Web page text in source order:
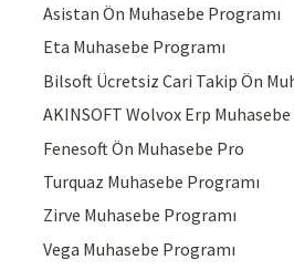
Asistan Ön Muhasebe Programı
Eta Muhasebe Programı
Bilsoft Ücretsiz Cari Takip Ön
AKINSOFT Wolvox Erp
Fenesoft Ön Muhasebe Pro
Turquaz Muhasebe Programı
Zirve Muhasebe Programı
Vega Muhasebe Programı